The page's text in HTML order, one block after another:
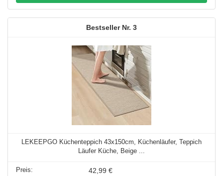
3
LEKEEPGO Küchenteppich 43x150cm, Küchenläufer, Teppich
Läufer Küche, Beige ...
42,99 €